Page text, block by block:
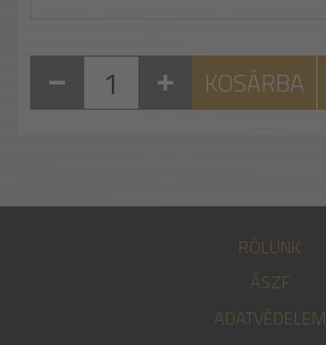
KOSÁRBA
RÓLUNK
ÁSZF
ADATVÉDELEM